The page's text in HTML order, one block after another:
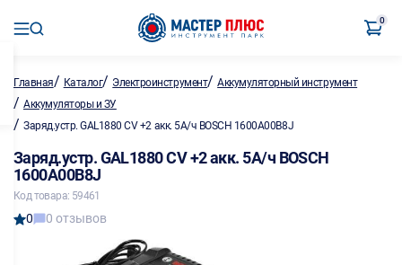
0
Главная/ Каталог/ Электроинструмент/Аккумуляторный инструмент
/ Аккумуляторы и ЗУ
/ Заряд.устр. GAL1880 CV +2 акк. 5А/ч BOSCH 1600A00B8J
Заряд.устр. GAL1880 CV +2 акк. 5А/ч BOSCH
1600A00B8J
Код товара: 59461
0 0 отзывов